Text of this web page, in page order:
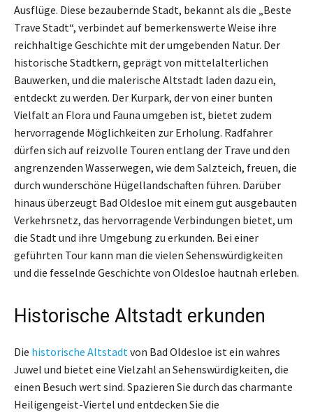
Ausflüge. Diese bezaubernde Stadt, bekannt als die „Beste
Trave Stadt“, verbindet auf bemerkenswerte Weise ihre
reichhaltige Geschichte mit der umgebenden Natur. Der
historische Stadtkern, geprägt von mittelalterlichen
Bauwerken, und die malerische Altstadt laden dazu ein,
entdeckt zu werden. Der Kurpark, der von einer bunten
Vielfalt an Flora und Fauna umgeben ist, bietet zudem
hervorragende Möglichkeiten zur Erholung. Radfahrer
dürfen sich auf reizvolle Touren entlang der Trave und den
angrenzenden Wasserwegen, wie dem Salzteich, freuen, die
durch wunderschöne Hügellandschaften führen. Darüber
hinaus überzeugt Bad Oldesloe mit einem gut ausgebauten
Verkehrsnetz, das hervorragende Verbindungen bietet, um
die Stadt und ihre Umgebung zu erkunden. Bei einer
geführten Tour kann man die vielen Sehenswürdigkeiten
und die fesselnde Geschichte von Oldesloe hautnah erleben.
Historische Altstadt erkunden
Die historische Altstadt von Bad Oldesloe ist ein wahres
Juwel und bietet eine Vielzahl an Sehenswürdigkeiten, die
einen Besuch wert sind. Spazieren Sie durch das charmante
Heiligengeist-Viertel und entdecken Sie die